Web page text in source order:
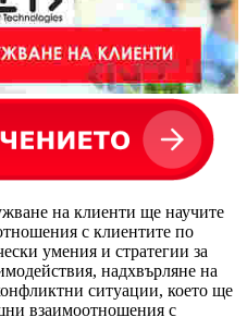
на клиенти ще научите
с клиентите по
умения и стратегии за
надхвърляне на
ситуации, което ще
взаимоотношения с